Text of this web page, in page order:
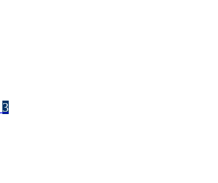
3